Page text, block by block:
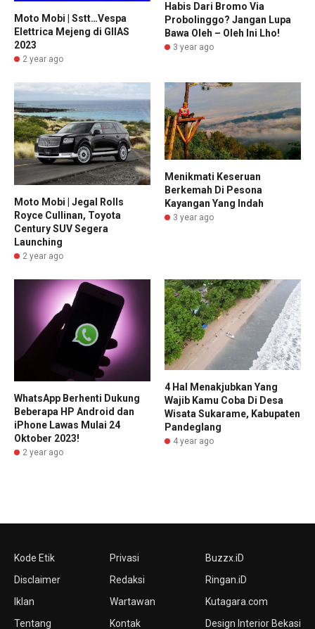
Moto Mobi | Sstt…Vespa
Elettrica Mejeng di GIIAS
2023
2 year ago
Habis Dari Bromo Via
Probolinggo? Jangan Lupa
Bawa Oleh – Oleh Ini Lho!
3 year ago
Moto Mobi | Jegal Rolls
Royce Cullinan, Toyota
Century SUV Segera
Launching
2 year ago
Menikmati Keseruan
Berkemah Di Pesona
Kayangan Yang Indah
3 year ago
WhatsApp Berhenti Dukung
Beberapa HP Android dan
iPhone Lawas Mulai 24
Oktober 2023!
2 year ago
4 Hal Menakjubkan Yang
Wajib Kamu Coba Di Desa
Wisata Sukarame, Kabupaten
Pandeglang
4 year ago
Kode Etik
Disclaimer
Iklan
Tentang
Privasi
Redaksi
Wartawan
Kontak
Buzzx.iD
Ringan.iD
Kutagara.com
Design Interior Bekasi